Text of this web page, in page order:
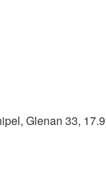
Glenan 33, 17.9